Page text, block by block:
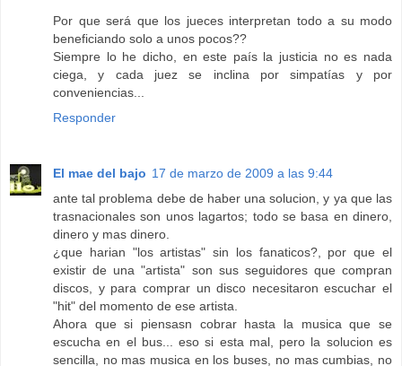
Por que será que los jueces interpretan todo a su modo
beneficiando solo a unos pocos??
Siempre lo he dicho, en este país la justicia no es nada
ciega, y cada juez se inclina por simpatías y por
conveniencias...
Responder
El mae del bajo 17 de marzo de 2009 a las 9:44
ante tal problema debe de haber una solucion, y ya que las
trasnacionales son unos lagartos; todo se basa en dinero,
dinero y mas dinero.
¿que harian "los artistas" sin los fanaticos?, por que el
existir de una "artista" son sus seguidores que compran
discos, y para comprar un disco necesitaron escuchar el
"hit" del momento de ese artista.
Ahora que si piensasn cobrar hasta la musica que se
escucha en el bus... eso si esta mal, pero la solucion es
sencilla, no mas musica en los buses, no mas cumbias, no